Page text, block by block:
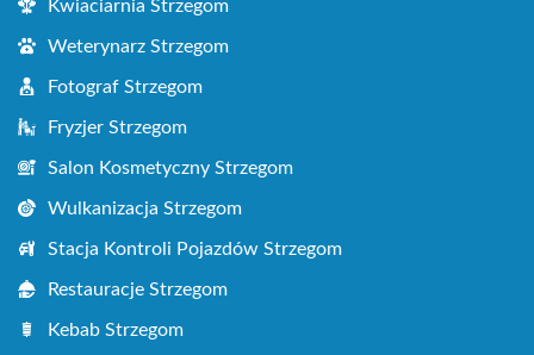
Kwiaciarnia Strzegom
Weterynarz Strzegom
Fotograf Strzegom
Fryzjer Strzegom
Salon Kosmetyczny Strzegom
Wulkanizacja Strzegom
Stacja Kontroli Pojazdów Strzegom
Restauracje Strzegom
Kebab Strzegom